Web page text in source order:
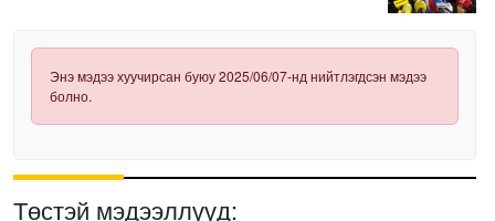
Энэ мэдээ хуучирсан буюу 2025/06/07-нд нийтлэгдсэн мэдээ
болно.
Төстэй мэдээллүүд: